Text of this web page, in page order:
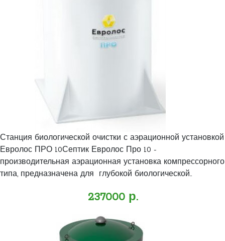
Станция биологической очистки с аэрационной установкой
Евролос ПРО 10Септик Евролос Про 10 -
производительная аэрационная установка компрессорного
типа, предназначена для глубокой биологической..
237000 р.